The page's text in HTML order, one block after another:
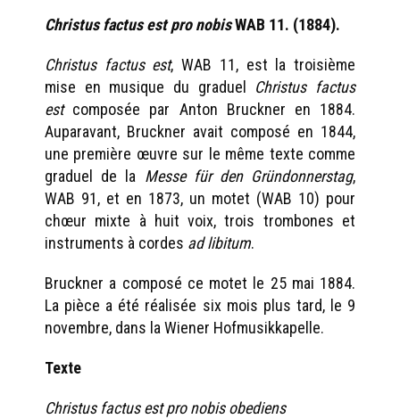
Christus factus est pro nobisWAB 11. (1884).
Christus factus est, WAB 11, est la troisième
mise en musique du graduel Christus factus
estcomposée par Anton Bruckner en 1884.
Auparavant, Bruckner avait composé en 1844,
une première œuvre sur le même texte comme
graduel de la Messe für den Gründonnerstag,
WAB 91, et en 1873, un motet (WAB 10) pour
chœur mixte à huit voix, trois trombones et
instruments à cordes ad libitum.
Bruckner a composé ce motet le 25 mai 1884.
La pièce a été réalisée six mois plus tard, le 9
novembre, dans la Wiener Hofmusikkapelle.
Texte
Christus factus est pro nobis obediens